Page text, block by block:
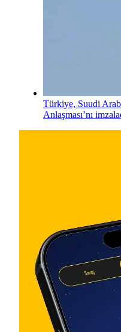
Türkiye, Suudi
Anlaşması’nı